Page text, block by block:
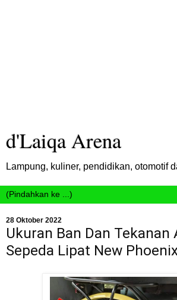
d'Laiqa Arena
Lampung, kuliner, pendidikan, otomotif
28 Oktober 2022
Ukuran Ban Dan Tekanan
Sepeda Lipat New